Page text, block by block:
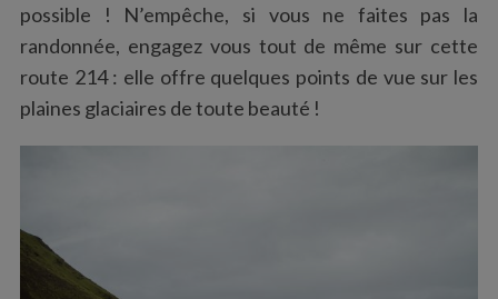
possible ! N’empêche, si vous ne faites pas la
randonnée, engagez vous tout de même sur cette
route 214 : elle offre quelques points de vue sur les
plaines glaciaires de toute beauté !